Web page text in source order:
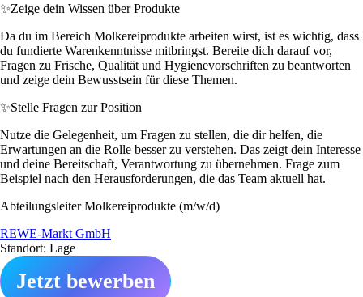
✨Zeige dein Wissen über Produkte
Da du im Bereich Molkereiprodukte arbeiten wirst, ist es wichtig, dass
du fundierte Warenkenntnisse mitbringst. Bereite dich darauf vor,
Fragen zu Frische, Qualität und Hygienevorschriften zu beantworten
und zeige dein Bewusstsein für diese Themen.
✨Stelle Fragen zur Position
Nutze die Gelegenheit, um Fragen zu stellen, die dir helfen, die
Erwartungen an die Rolle besser zu verstehen. Das zeigt dein Interesse
und deine Bereitschaft, Verantwortung zu übernehmen. Frage zum
Beispiel nach den Herausforderungen, die das Team aktuell hat.
Abteilungsleiter Molkereiprodukte (m/w/d)
REWE-Markt GmbH
Standort: Lage
Jetzt bewerben